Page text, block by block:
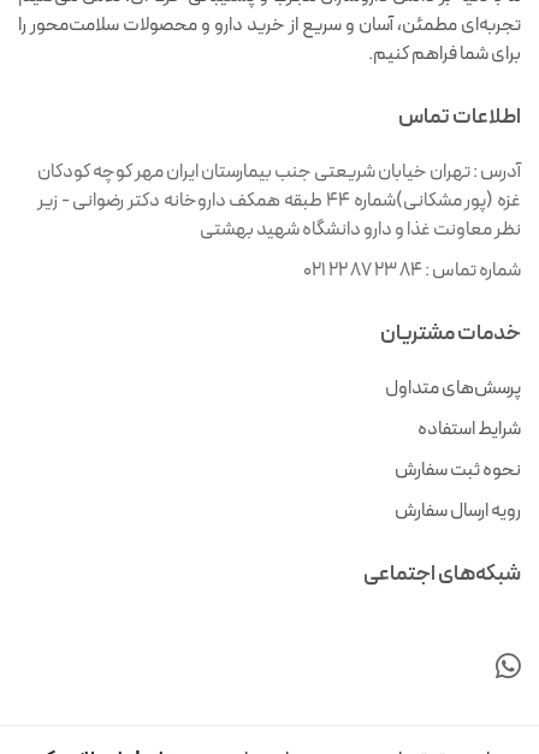
تجربه‌ای مطمئن، آسان و سریع از خرید دارو و محصولات سلامت‌محور را
برای شما فراهم کنیم.
اطلاعات تماس
آدرس :تهران خیابان شریعتی جنب بیمارستان ایران مهر کوچه کودکان
غزه (پور مشکانی)شماره ۴۴ طبقه همکف داروخانه دکتر رضوانی - زیر
نظر معاونت غذا و دارو دانشگاه شهید بهشتی
شماره تماس :021 22 87 23 84
خدمات مشتریان
پرسش‌های متداول
شرایط استفاده
نحوه ثبت سفارش
رویه ارسال سفارش
شبکه‌های اجتماعی